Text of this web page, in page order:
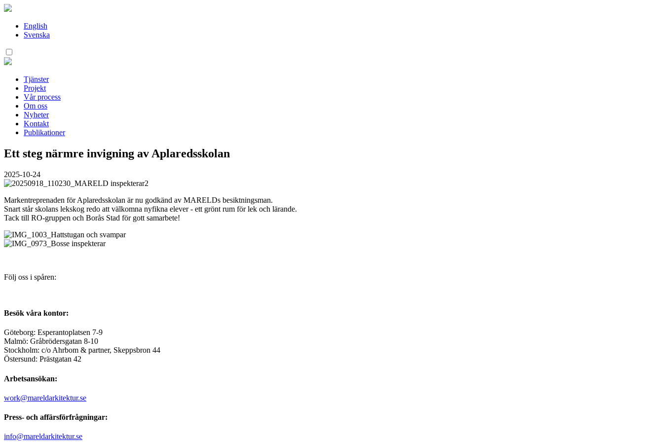
Hoppa
innehållEnglish
Svenska
Tjänster
Projekt
Vår process
Om oss
Nyheter
Kontakt
Publikationer
Ett steg närmre invigning av Aplaredsskolan
2025-10-24
Markentreprenaden för Aplaredsskolan är nu godkänd av MARELDs besiktningsman.
Snart står skolans lekskog redo att välkomna nyfikna elever - ett grönt rum för lek och lärande.
Tack till RO-gruppen och Borås Stad för gott samarbete!
Följ oss i spåren:
Besök våra kontor:
Göteborg: Esperantoplatsen 7-9
Malmö: Gråbrödersgatan 8-10
Stockholm: c/o Ahrbom & partner, Skeppsbron 44
Östersund: Prästgatan 42
Arbetsansökan:
work@mareldarkitektur.se
Press- och affärsförfrågningar:
info@mareldarkitektur.se